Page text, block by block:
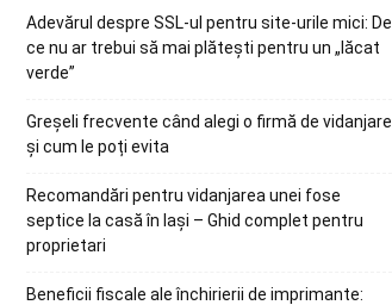
Adevărul despre SSL-ul pentru site-urile mici: De
ce nu ar trebui să mai plătești pentru un „lăcat
verde”
Greșeli frecvente când alegi o firmă de vidanjare
și cum le poți evita
Recomandări pentru vidanjarea unei fose
septice la casă în Iași – Ghid complet pentru
proprietari
Beneficii fiscale ale închirierii de imprimante: